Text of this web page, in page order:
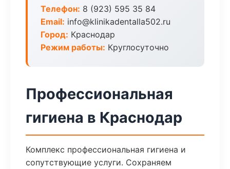
Телефон: 8 (923) 595 35 84
Email: info@klinikadentalla502.ru
Город: Краснодар
Режим работы: Круглосуточно
Профессиональная
гигиена в Краснодар
Комплекс профессиональная гигиена и
сопутствующие услуги. Сохраняем